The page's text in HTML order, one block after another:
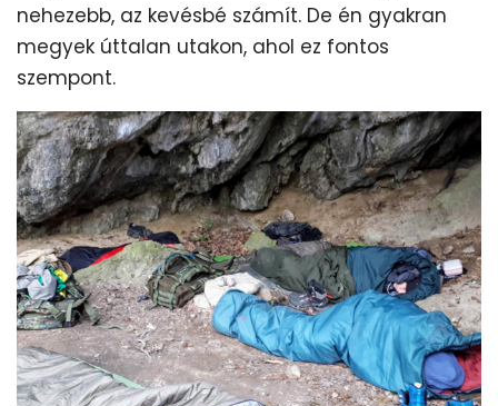
nehezebb, az kevésbé számít. De én gyakran
megyek úttalan utakon, ahol ez fontos
szempont.